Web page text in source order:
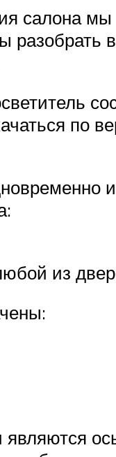
салона мы
разобрать
по
из
являются